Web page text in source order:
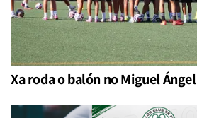
Xa roda o balón no Miguel Ángel